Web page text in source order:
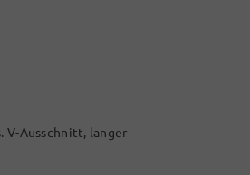
V-Ausschnitt, langer